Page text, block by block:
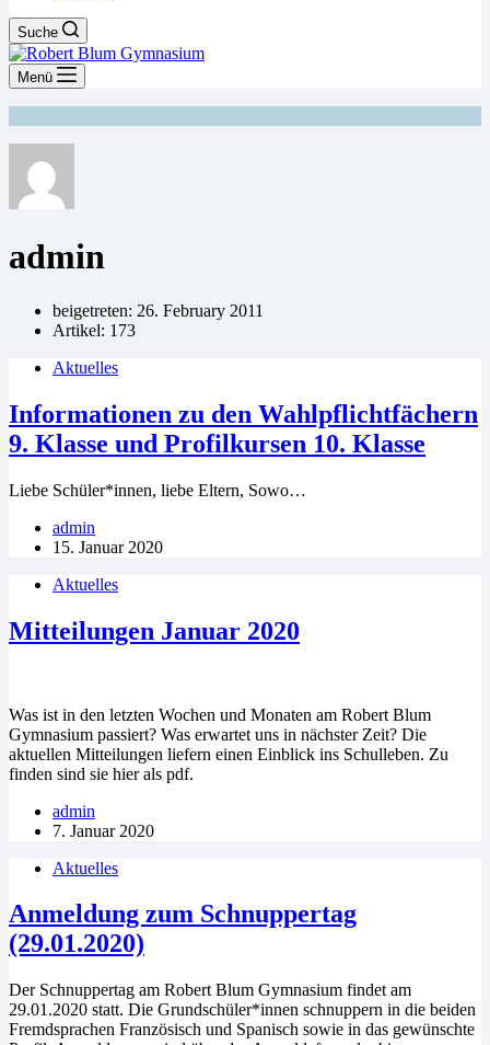
Suche
Menü
admin
beigetreten: 26. February 2011
Artikel: 173
Aktuelles
Informationen zu den Wahlpflichtfächern
9. Klasse und Profilkursen 10. Klasse
Liebe Schüler*innen, liebe Eltern, Sowo…
admin
15. Januar 2020
Aktuelles
Mitteilungen Januar 2020
Was ist in den letzten Wochen und Monaten am Robert Blum
Gymnasium passiert? Was erwartet uns in nächster Zeit? Die
aktuellen Mitteilungen liefern einen Einblick ins Schulleben. Zu
finden sind sie hier als pdf.
admin
7. Januar 2020
Aktuelles
Anmeldung zum Schnuppertag
(29.01.2020)
Der Schnuppertag am Robert Blum Gymnasium findet am
29.01.2020 statt. Die Grundschüler*innen schnuppern in die beiden
Fremdsprachen Französisch und Spanisch sowie in das gewünschte